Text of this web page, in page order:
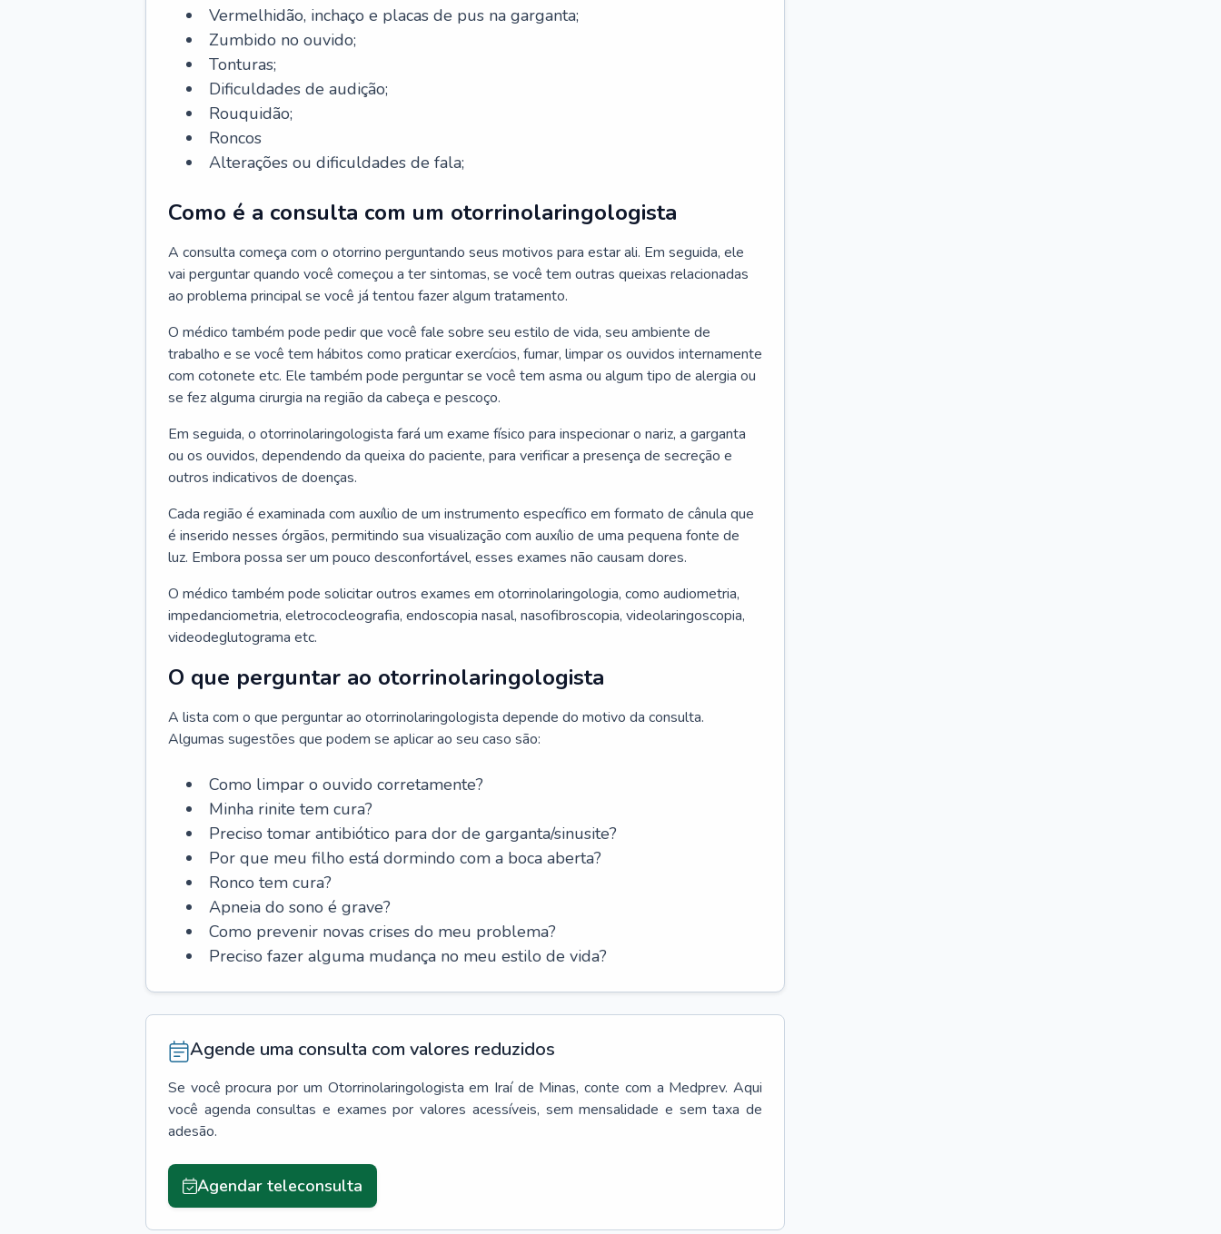
Vermelhidão, inchaço e placas de pus na garganta;
Zumbido no ouvido;
Tonturas;
Dificuldades de audição;
Rouquidão;
Roncos
Alterações ou dificuldades de fala;
Como é a consulta com um otorrinolaringologista
A consulta começa com o otorrino perguntando seus motivos para estar ali. Em seguida, ele
vai perguntar quando você começou a ter sintomas, se você tem outras queixas relacionadas
ao problema principal se você já tentou fazer algum tratamento.
O médico também pode pedir que você fale sobre seu estilo de vida, seu ambiente de
trabalho e se você tem hábitos como praticar exercícios, fumar, limpar os ouvidos internamente
com cotonete etc. Ele também pode perguntar se você tem asma ou algum tipo de alergia ou
se fez alguma cirurgia na região da cabeça e pescoço.
Em seguida, o otorrinolaringologista fará um exame físico para inspecionar o nariz, a garganta
ou os ouvidos, dependendo da queixa do paciente, para verificar a presença de secreção e
outros indicativos de doenças.
Cada região é examinada com auxílio de um instrumento específico em formato de cânula que
é inserido nesses órgãos, permitindo sua visualização com auxílio de uma pequena fonte de
luz. Embora possa ser um pouco desconfortável, esses exames não causam dores.
O médico também pode solicitar outros exames em otorrinolaringologia, como audiometria,
impedanciometria, eletrococleografia, endoscopia nasal, nasofibroscopia, videolaringoscopia,
videodeglutograma etc.
O que perguntar ao otorrinolaringologista
A lista com o que perguntar ao otorrinolaringologista depende do motivo da consulta.
Algumas sugestões que podem se aplicar ao seu caso são:
Como limpar o ouvido corretamente?
Minha rinite tem cura?
Preciso tomar antibiótico para dor de garganta/sinusite?
Por que meu filho está dormindo com a boca aberta?
Ronco tem cura?
Apneia do sono é grave?
Como prevenir novas crises do meu problema?
Preciso fazer alguma mudança no meu estilo de vida?
Agende uma consulta com valores reduzidos
Se você procura por um Otorrinolaringologista em Iraí de Minas, conte com a Medprev. Aqui
você agenda consultas e exames por valores acessíveis, sem mensalidade e sem taxa de
adesão.
Agendar teleconsulta